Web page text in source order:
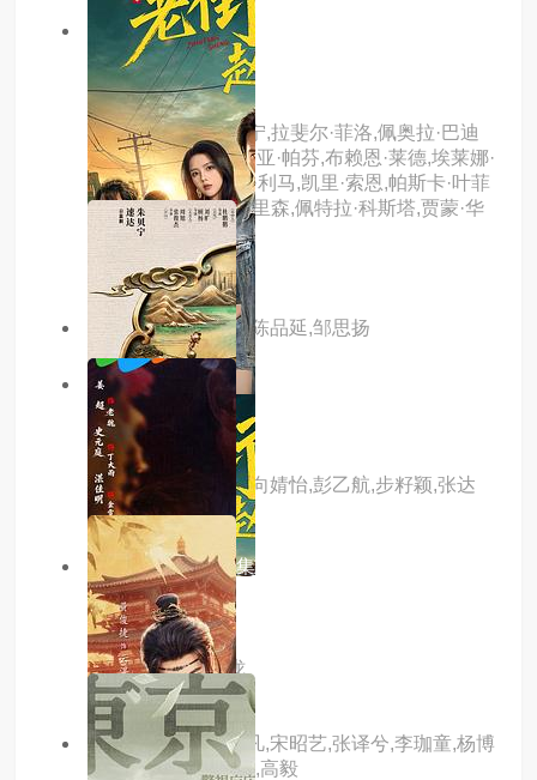
1.0分 hd中字
无人注视
主演：吉列尔莫·普宁,拉斐尔·菲洛,佩奥拉·巴迪
翁,梅特·蒙特罗,艾西亚·帕芬,布赖恩·莱德,埃莱娜·
罗杰,阿纳·卡罗莱纳·利马,凯里·索恩,帕斯卡·叶菲
斯特,克里斯蒂娜·墨里森,佩特拉·科斯塔,贾蒙·华
盛顿
主演：彦希,蔡卓宜,陈品延,邹思扬
6.0分 更新至第16集
大开眼界2026
主演：王森,朱近桐,向婧怡,彭乙航,步籽颖,张达
塬,李启歌,李诺菲
5.0分 更新至第23集
老街赵凤声
主演：喻钟黎,锦泷
主演：吴佳怡,董子凡,宋昭艺,张译兮,李珈童,杨博
奇,杨休,曹艳,邵思涵,高毅